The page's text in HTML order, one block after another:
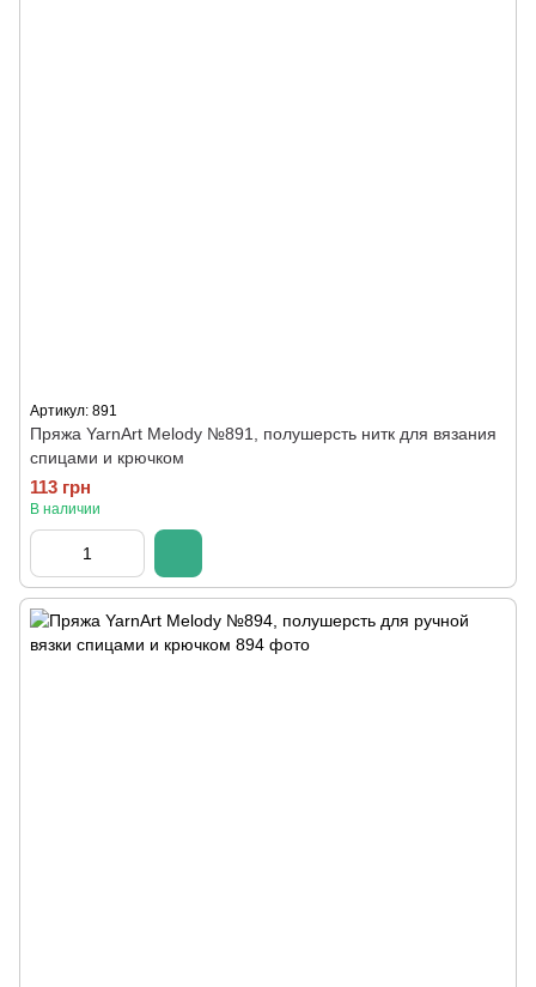
Артикул: 891
Пряжа YarnArt Melody №891, полушерсть нитк для вязания
спицами и крючком
113 грн
В наличии